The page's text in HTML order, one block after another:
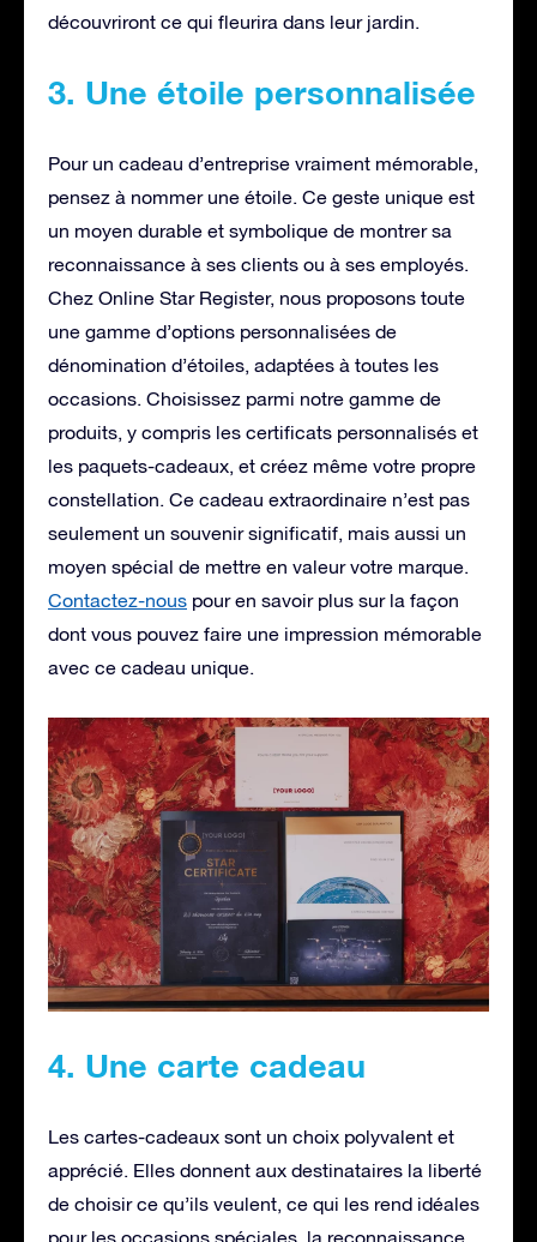
découvriront ce qui fleurira dans leur jardin.
3. Une étoile personnalisée
Pour un cadeau d’entreprise vraiment mémorable,
pensez à nommer une étoile. Ce geste unique est
un moyen durable et symbolique de montrer sa
reconnaissance à ses clients ou à ses employés.
Chez Online Star Register, nous proposons toute
une gamme d’options personnalisées de
dénomination d’étoiles, adaptées à toutes les
occasions. Choisissez parmi notre gamme de
produits, y compris les certificats personnalisés et
les paquets-cadeaux, et créez même votre propre
constellation. Ce cadeau extraordinaire n’est pas
seulement un souvenir significatif, mais aussi un
moyen spécial de mettre en valeur votre marque.
Contactez-nous pour en savoir plus sur la façon
dont vous pouvez faire une impression mémorable
avec ce cadeau unique.
4. Une carte cadeau
Les cartes-cadeaux sont un choix polyvalent et
apprécié. Elles donnent aux destinataires la liberté
de choisir ce qu’ils veulent, ce qui les rend idéales
pour les occasions spéciales, la reconnaissance